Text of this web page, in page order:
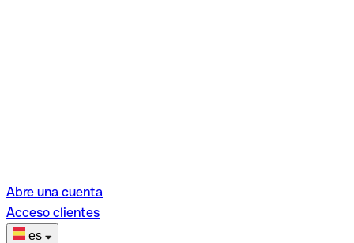
Abre una cuenta
Acceso clientes
es